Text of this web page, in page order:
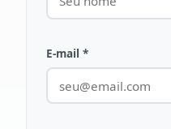
E-mail *